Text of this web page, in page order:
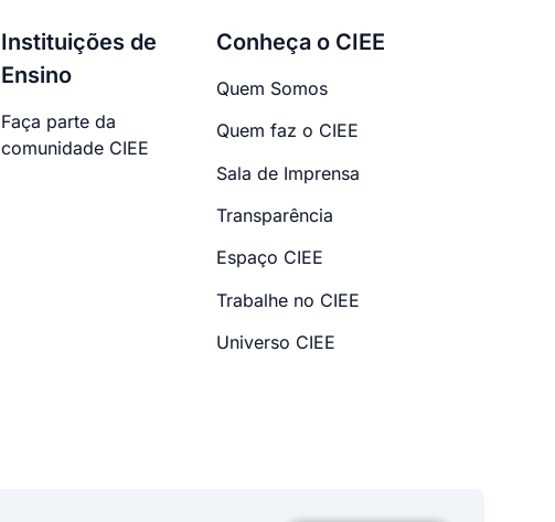
Instituições de
Ensino
Faça parte da
comunidade CIEE
Conheça o CIEE
Quem Somos
Quem faz o CIEE
Sala de Imprensa
Transparência
Espaço CIEE
Trabalhe no CIEE
Universo CIEE